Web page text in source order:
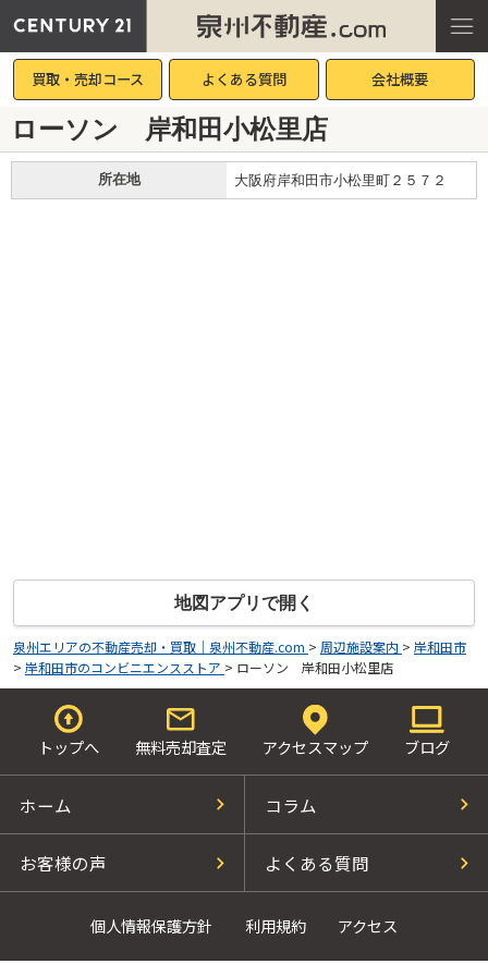
買取・売却コース よくある質問 会社概要
ローソン 岸和田小松里店
所在地 大阪府岸和田市小松里町２５７２
地図アプリで開く
泉州エリアの不動産売却・買取｜泉州不動産.com > 周辺施設案内 > 岸和田市
> 岸和田市のコンビニエンスストア > ローソン 岸和田小松里店
トップへ 無料売却査定 アクセスマップ ブログ
ホーム コラム
お客様の声 よくある質問
個人情報保護方針 利用規約 アクセス